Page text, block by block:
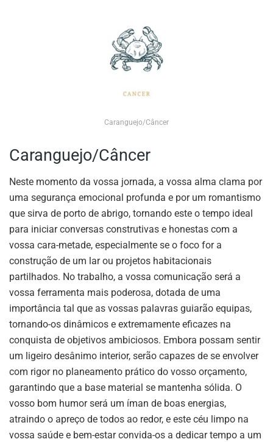
Caranguejo/Câncer
Caranguejo/Câncer
Neste momento da vossa jornada, a vossa alma clama por
uma segurança emocional profunda e por um romantismo
que sirva de porto de abrigo, tornando este o tempo ideal
para iniciar conversas construtivas e honestas com a
vossa cara-metade, especialmente se o foco for a
construção de um lar ou projetos habitacionais
partilhados. No trabalho, a vossa comunicação será a
vossa ferramenta mais poderosa, dotada de uma
importância tal que as vossas palavras guiarão equipas,
tornando-os dinâmicos e extremamente eficazes na
conquista de objetivos ambiciosos. Embora possam sentir
um ligeiro desânimo interior, serão capazes de se envolver
com rigor no planeamento prático do vosso orçamento,
garantindo que a base material se mantenha sólida. O
vosso bom humor será um íman de boas energias,
atraindo o apreço de todos ao redor, e este céu limpo na
vossa saúde e bem-estar convida-os a dedicar tempo a um